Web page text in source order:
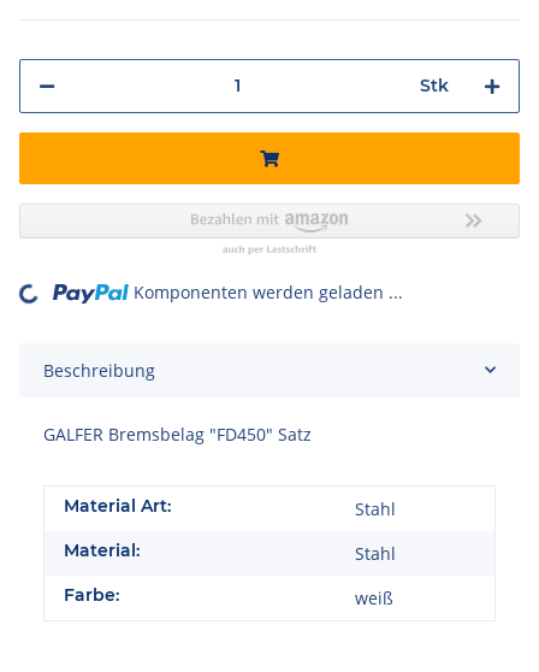
Stk
Loading... Komponenten werden geladen ...
Beschreibung
GALFER Bremsbelag "FD450" Satz
Material Art: Stahl
Material: Stahl
Farbe: weiß